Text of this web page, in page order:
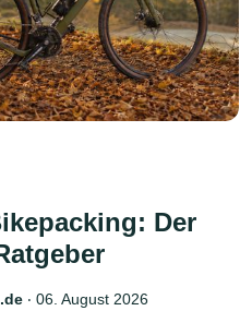
Der
‧ 06. August 2026